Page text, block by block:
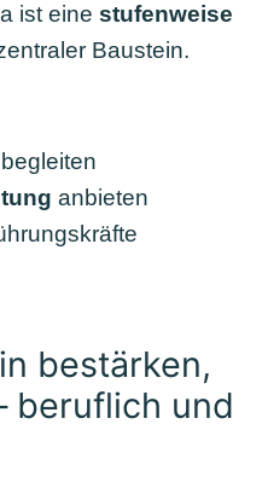
ist eine stufenweise
Baustein.
begleiten
anbieten
bestärken,
beruflich und